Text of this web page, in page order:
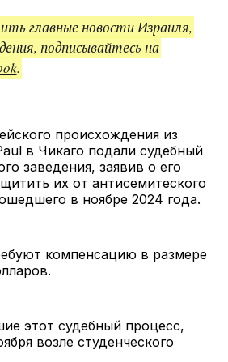
главные новости Израиля,
подписывайтесь на
.
происхождения из
в Чикаго подали судебный
заведения, заявив о его
их от антисемитеского
в ноябре 2024 года.
компенсацию в размере
этот судебный процесс,
возле студенческого